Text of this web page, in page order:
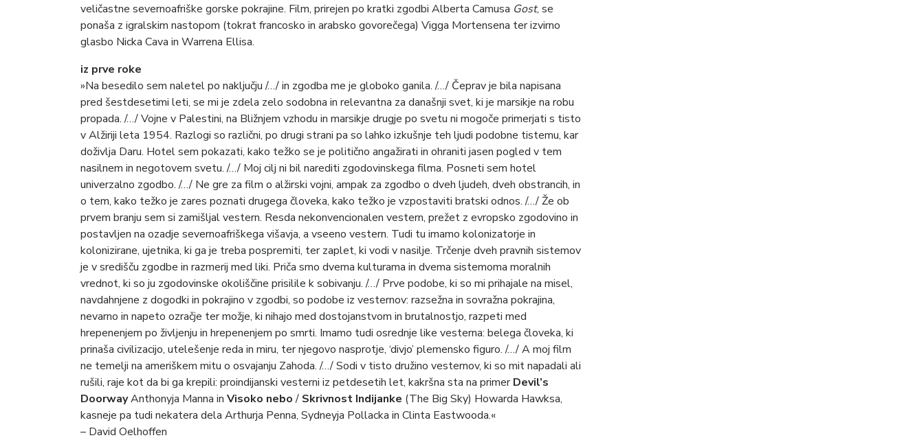
veličastne severnoafriške gorske pokrajine. Film, prirejen po kratki zgodbi Alberta Camusa Gost, se
ponaša z igralskim nastopom (tokrat francosko in arabsko govorečega) Vigga Mortensena ter izvirno
glasbo Nicka Cava in Warrena Ellisa.
iz prve roke
»Na besedilo sem naletel po naključju /…/ in zgodba me je globoko ganila. /…/ Čeprav je bila napisana
pred šestdesetimi leti, se mi je zdela zelo sodobna in relevantna za današnji svet, ki je marsikje na robu
propada. /…/ Vojne v Palestini, na Bližnjem vzhodu in marsikje drugje po svetu ni mogoče primerjati s tisto
v Alžiriji leta 1954. Razlogi so različni, po drugi strani pa so lahko izkušnje teh ljudi podobne tistemu, kar
doživlja Daru. Hotel sem pokazati, kako težko se je politično angažirati in ohraniti jasen pogled v tem
nasilnem in negotovem svetu. /…/ Moj cilj ni bil narediti zgodovinskega filma. Posneti sem hotel
univerzalno zgodbo. /…/ Ne gre za film o alžirski vojni, ampak za zgodbo o dveh ljudeh, dveh obstrancih, in
o tem, kako težko je zares poznati drugega človeka, kako težko je vzpostaviti bratski odnos. /…/ Že ob
prvem branju sem si zamišljal vestern. Resda nekonvencionalen vestern, prežet z evropsko zgodovino in
postavljen na ozadje severnoafriškega višavja, a vseeno vestern. Tudi tu imamo kolonizatorje in
kolonizirane, ujetnika, ki ga je treba pospremiti, ter zaplet, ki vodi v nasilje. Trčenje dveh pravnih sistemov
je v središču zgodbe in razmerij med liki. Priča smo dvema kulturama in dvema sistemoma moralnih
vrednot, ki so ju zgodovinske okoliščine prisilile k sobivanju. /…/ Prve podobe, ki so mi prihajale na misel,
navdahnjene z dogodki in pokrajino v zgodbi, so podobe iz vesternov: razsežna in sovražna pokrajina,
nevarno in napeto ozračje ter možje, ki nihajo med dostojanstvom in brutalnostjo, razpeti med
hrepenenjem po življenju in hrepenenjem po smrti. Imamo tudi osrednje like vesterna: belega človeka, ki
prinaša civilizacijo, utelešenje reda in miru, ter njegovo nasprotje, ‘divjo’ plemensko figuro. /…/ A moj film
ne temelji na ameriškem mitu o osvajanju Zahoda. /…/ Sodi v tisto družino vesternov, ki so mit napadali ali
rušili, raje kot da bi ga krepili: proindijanski vesterni iz petdesetih let, kakršna sta na primerDevil’s
DoorwayAnthonyja Manna in Visoko nebo/ Skrivnost Indijanke (The Big Sky) Howarda Hawksa,
kasneje pa tudi nekatera dela Arthurja Penna, Sydneyja Pollacka in Clinta Eastwooda.«
– David Oelhoffen